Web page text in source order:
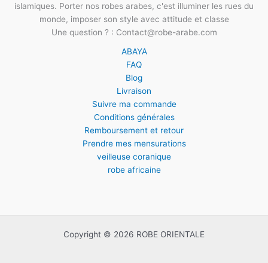
islamiques. Porter nos robes arabes, c'est illuminer les rues du
monde, imposer son style avec attitude et classe
Une question ? : Contact@robe-arabe.com
ABAYA
FAQ
Blog
Livraison
Suivre ma commande
Conditions générales
Remboursement et retour
Prendre mes mensurations
veilleuse coranique
robe africaine
Copyright © 2026 ROBE ORIENTALE